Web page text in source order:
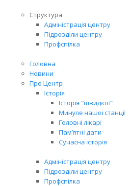
Структура
Адміністрація центру
Підрозділи центру
Профспілка
Головна
Новини
Про Центр
Історія
Історія "швидкої"
Минуле нашої станції
Головні лікарі
Пам’ятні дати
Сучасна історія
Адміністрація центру
Підрозділи центру
Профспілка